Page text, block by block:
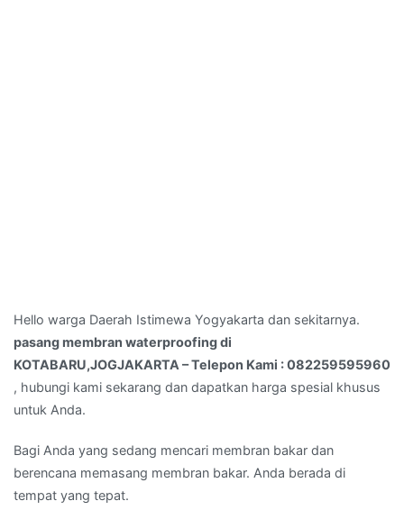
Hello warga Daerah Istimewa Yogyakarta dan sekitarnya.
pasang membran waterproofing di
KOTABARU,JOGJAKARTA – Telepon Kami : 082259595960
, hubungi kami sekarang dan dapatkan harga spesial khusus
untuk Anda.
Bagi Anda yang sedang mencari membran bakar dan
berencana memasang membran bakar. Anda berada di
tempat yang tepat.